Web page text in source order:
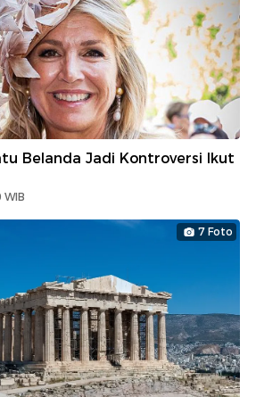
Belanda Jadi Kontroversi Ikut
WIB
7 Foto